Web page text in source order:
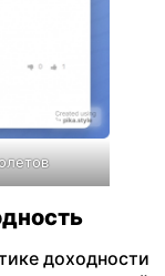
доходности